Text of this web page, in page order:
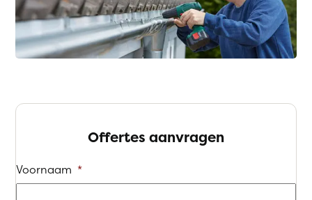
Offertes aanvragen
Voornaam *